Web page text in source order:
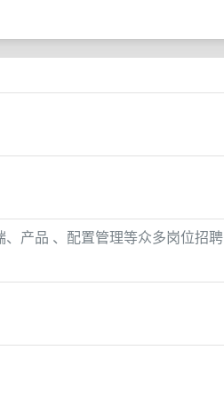
产品 、配置管理等众多岗位招聘